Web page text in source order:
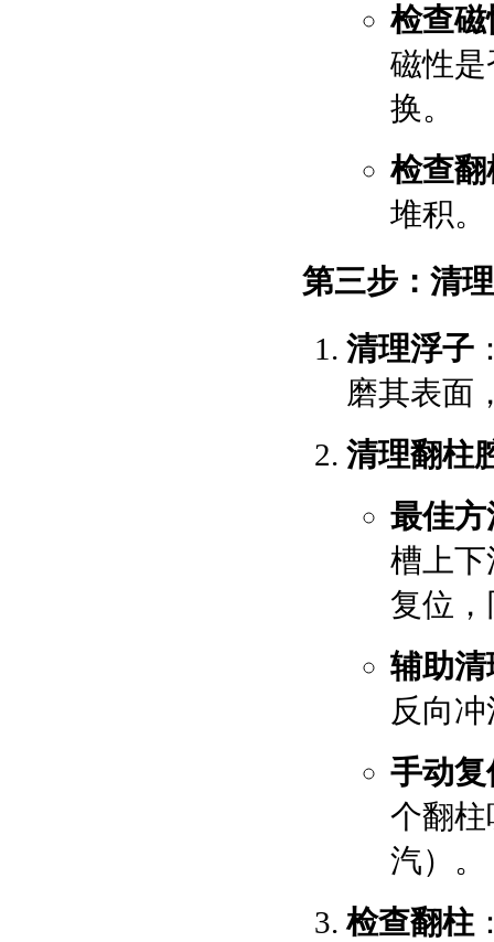
检查磁
磁性
换。
检查翻
堆积。
第三步：清
清理浮子
磨其表面
清理翻柱
最佳方
槽上下
复位
辅助清
反向
手动复
个翻
汽）。
检查翻柱